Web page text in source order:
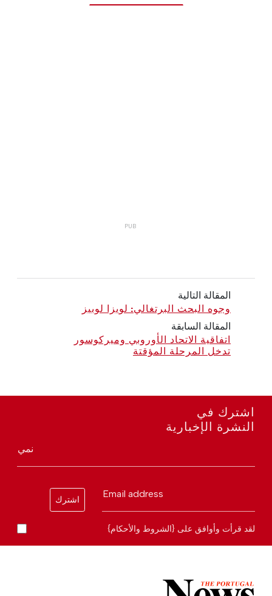
المقالة التالية
وجوه البحث البرتغالي: لويزا لوبيز
المقالة السابقة
اتفاقية الاتحاد الأوروبي وميركوسور
تدخل المرحلة المؤقتة
اشترك في
النشرة الإخبارية
نمي
Email address
اشترك
لقد قرأت وأوافق على {الشروط والأحكام}